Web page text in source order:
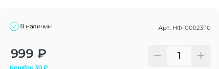
В наличии Арт. НФ-00023110
999 ₽
Кешбэк30₽
Alternative: